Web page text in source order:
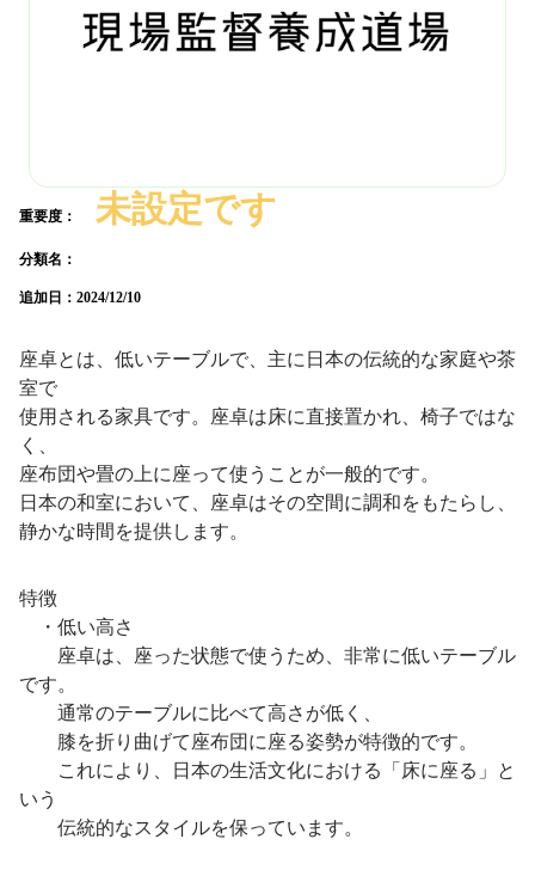
重要度： 未設定です
分類名：
追加日： 2024/12/10
座卓とは、低いテーブルで、主に日本の伝統的な家庭や茶
室で
使用される家具です。座卓は床に直接置かれ、椅子ではな
く、
座布団や畳の上に座って使うことが一般的です。
日本の和室において、座卓はその空間に調和をもたらし、
静かな時間を提供します。
特徴
・低い高さ
座卓は、座った状態で使うため、非常に低いテーブル
です。
通常のテーブルに比べて高さが低く、
膝を折り曲げて座布団に座る姿勢が特徴的です。
これにより、日本の生活文化における「床に座る」と
いう
伝統的なスタイルを保っています。